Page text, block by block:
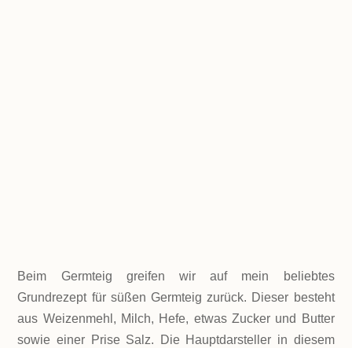
Beim Germteig greifen wir auf mein beliebtes
Grundrezept für süßen Germteig zurück. Dieser besteht
aus Weizenmehl, Milch, Hefe, etwas Zucker und Butter
sowie einer Prise Salz. Die Hauptdarsteller in diesem